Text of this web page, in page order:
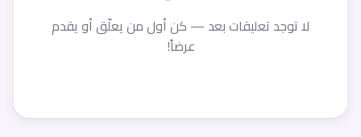
لا توجد تعليقات بعد — كن أول من يعلّق أو يقدم
عرضاً!